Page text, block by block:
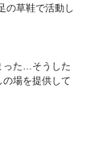
の草鞋で活動し
った…そうした
場を提供して